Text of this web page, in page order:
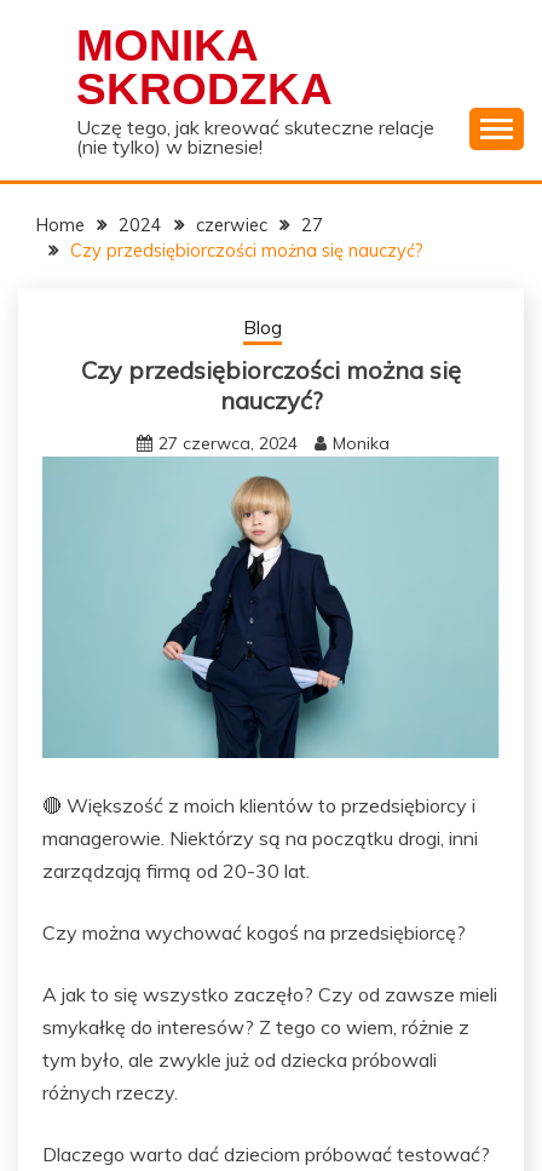
MONIKA
SKRODZKA
Uczę tego, jak kreować skuteczne relacje
(nie tylko) w biznesie!
Home 2024 czerwiec
27
Czy przedsiębiorczości można się nauczyć?
Blog
Czy przedsiębiorczości można się
nauczyć?
27 czerwca, 2024 Monika
🔴 Większość z moich klientów to przedsiębiorcy i
managerowie. Niektórzy są na początku drogi, inni
zarządzają firmą od 20-30 lat.
Czy można wychować kogoś na przedsiębiorcę?
A jak to się wszystko zaczęło? Czy od zawsze mieli
smykałkę do interesów? Z tego co wiem, różnie z
tym było, ale zwykle już od dziecka próbowali
różnych rzeczy.
Dlaczego warto dać dzieciom próbować testować?